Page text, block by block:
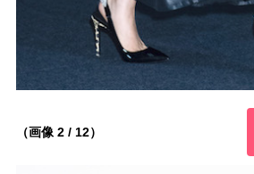
（画像 2 / 12）